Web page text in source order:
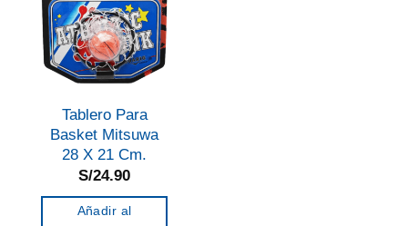
Tablero Para
Basket Mitsuwa
28 X 21 Cm.
S/24.90
Añadir al